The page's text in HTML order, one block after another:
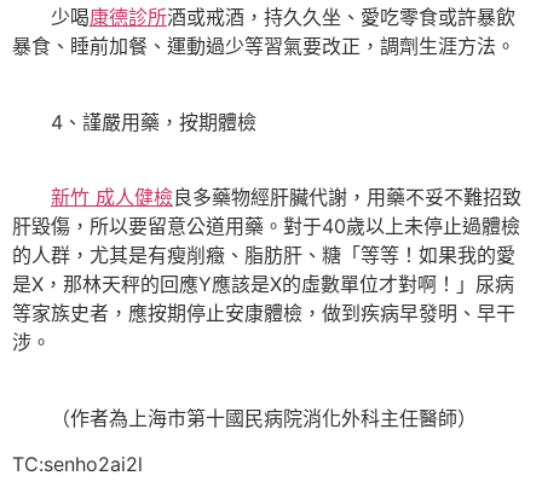
少喝康德診所酒或戒酒，持久久坐、愛吃零食或許暴飲
暴食、睡前加餐、運動過少等習氣要改正，調劑生涯方法。
4、謹嚴用藥，按期體檢
新竹 成人健檢良多藥物經肝臟代謝，用藥不妥不難招致
肝毀傷，所以要留意公道用藥。對于40歲以上未停止過體檢
的人群，尤其是有瘦削癥、脂肪肝、糖「等等！如果我的愛
是X，那林天秤的回應Y應該是X的虛數單位才對啊！」尿病
等家族史者，應按期停止安康體檢，做到疾病早發明、早干
涉。
（作者為上海市第十國民病院消化外科主任醫師）
TC:senho2ai2l